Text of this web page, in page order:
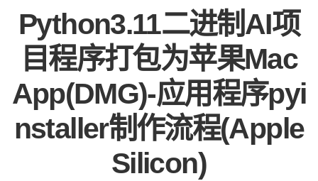
Python3.11二进制AI项
目程序打包为苹果Mac
App(DMG)-应用程序pyi
nstaller制作流程(Apple
Silicon)